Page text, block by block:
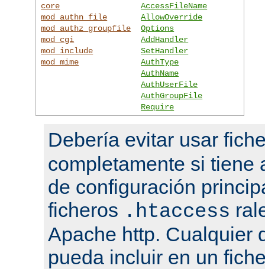
core
mod_authn_file
mod_authz_groupfile
mod_cgi
mod_include
mod_mime
AccessFileName
AllowOverride
Options
AddHandler
SetHandler
AuthType
AuthName
AuthUserFile
AuthGroupFile
Require
Debería evitar usar
completamente si tiene
de configuración
ficheros .htaccess
Apache http. Cualquier
pueda incluir en un